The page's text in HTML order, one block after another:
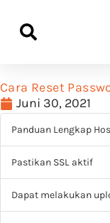
Cara Reset
Juni 30, 2021
Panduan Lengkap
Pastikan SSL aktif
Dapat melakukan